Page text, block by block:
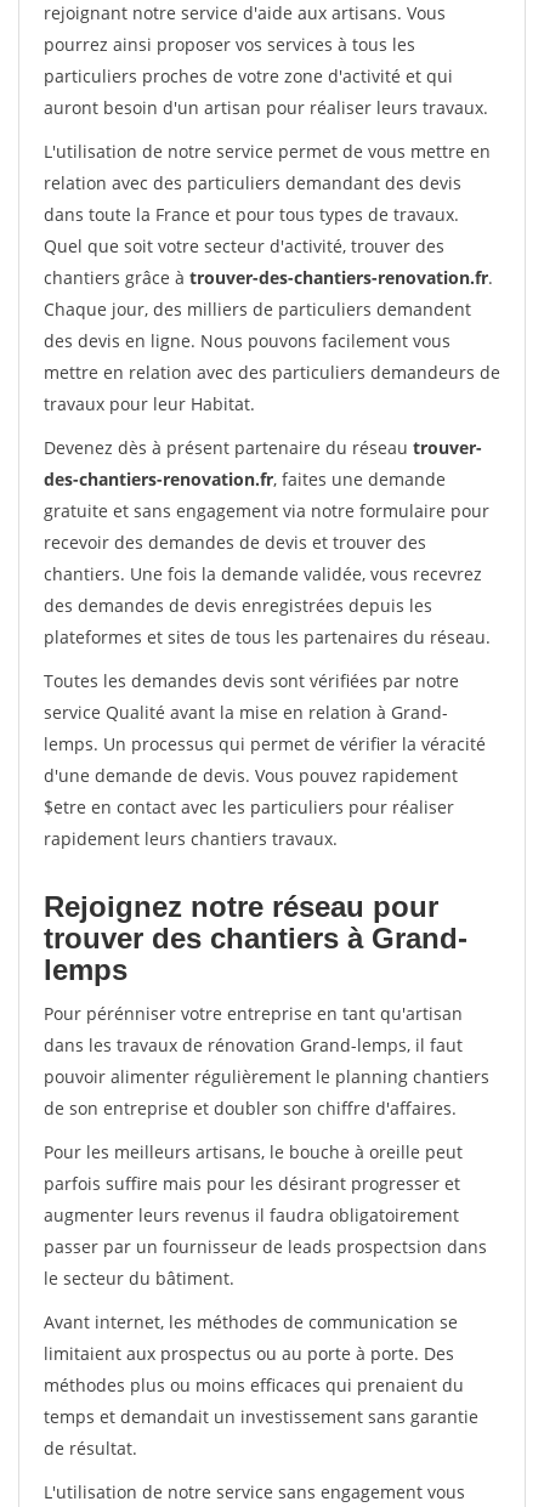
rejoignant notre service d'aide aux artisans. Vous
pourrez ainsi proposer vos services à tous les
particuliers proches de votre zone d'activité et qui
auront besoin d'un artisan pour réaliser leurs travaux.
L'utilisation de notre service permet de vous mettre en
relation avec des particuliers demandant des devis
dans toute la France et pour tous types de travaux.
Quel que soit votre secteur d'activité, trouver des
chantiers grâce à trouver-des-chantiers-renovation.fr.
Chaque jour, des milliers de particuliers demandent
des devis en ligne. Nous pouvons facilement vous
mettre en relation avec des particuliers demandeurs de
travaux pour leur Habitat.
Devenez dès à présent partenaire du réseau trouver-
des-chantiers-renovation.fr, faites une demande
gratuite et sans engagement via notre formulaire pour
recevoir des demandes de devis et trouver des
chantiers. Une fois la demande validée, vous recevrez
des demandes de devis enregistrées depuis les
plateformes et sites de tous les partenaires du réseau.
Toutes les demandes devis sont vérifiées par notre
service Qualité avant la mise en relation à Grand-
lemps. Un processus qui permet de vérifier la véracité
d'une demande de devis. Vous pouvez rapidement
$etre en contact avec les particuliers pour réaliser
rapidement leurs chantiers travaux.
Rejoignez notre réseau pour
trouver des chantiers à Grand-
lemps
Pour pérénniser votre entreprise en tant qu'artisan
dans les travaux de rénovation Grand-lemps, il faut
pouvoir alimenter régulièrement le planning chantiers
de son entreprise et doubler son chiffre d'affaires.
Pour les meilleurs artisans, le bouche à oreille peut
parfois suffire mais pour les désirant progresser et
augmenter leurs revenus il faudra obligatoirement
passer par un fournisseur de leads prospectsion dans
le secteur du bâtiment.
Avant internet, les méthodes de communication se
limitaient aux prospectus ou au porte à porte. Des
méthodes plus ou moins efficaces qui prenaient du
temps et demandait un investissement sans garantie
de résultat.
L'utilisation de notre service sans engagement vous